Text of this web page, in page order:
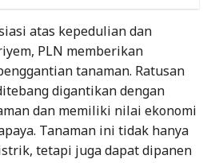
atas kepedulian dan
PLN memberikan
tanaman. Ratusan
digantikan dengan
dan memiliki nilai ekonomi
Tanaman ini tidak hanya
tetapi juga dapat dipanen